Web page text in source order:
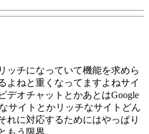
ッチになっていて機能を求めら
よねと重くなってますよねサイ
デオチャットとかあとはGoogle
サイトとかリッチなサイトどん
れに対応するためにはやっぱり